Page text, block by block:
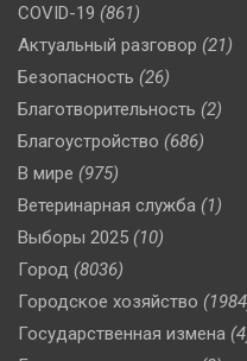
COVID-19 (861)
Актуальный разговор (21)
Безопасность (26)
Благотворительность (2)
Благоустройство (686)
В мире (975)
Ветеринарная служба (1)
Выборы 2025 (10)
Город (8036)
Городское хозяйство
Государственная измена